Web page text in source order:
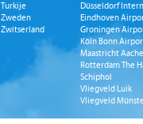
Turkije
Zweden
Zwitserland
Düsseldorf
Eindhoven
Groningen
Köln Bonn
Maastricht
Rotterdam The
Schiphol
Vliegveld Luik
Vliegveld